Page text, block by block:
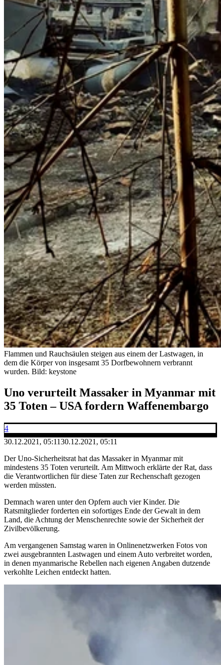
Flammen und Rauchsäulen steigen aus einem der Lastwagen, in
dem die Körper von insgesamt 35 Dorfbewohnern verbrannt
wurden. Bild: keystone
Uno verurteilt Massaker in Myanmar mit
35 Toten – USA fordern Waffenembargo
4
30.12.2021, 05:1130.12.2021, 05:11
Der Uno-Sicherheitsrat hat das Massaker in Myanmar mit
mindestens 35 Toten verurteilt. Am Mittwoch erklärte der Rat, dass
die Verantwortlichen für diese Taten zur Rechenschaft gezogen
werden müssten.
Demnach waren unter den Opfern auch vier Kinder. Die
Ratsmitglieder forderten ein sofortiges Ende der Gewalt in dem
Land, die Achtung der Menschenrechte sowie der Sicherheit der
Zivilbevölkerung.
Am vergangenen Samstag waren in Onlinenetzwerken Fotos von
zwei ausgebrannten Lastwagen und einem Auto verbreitet worden,
in denen myanmarische Rebellen nach eigenen Angaben dutzende
verkohlte Leichen entdeckt hatten.